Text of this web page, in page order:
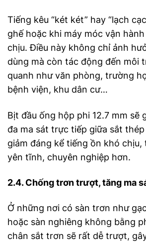
Tiếng kêu “két két” hay “lạch
ghế hoặc khi máy móc vận
chịu. Điều này không chỉ ảnh
dùng mà còn tác động đến môi
quanh như văn phòng, trường
bệnh viện, khu dân cư…
Bịt đầu ống hộp phi 12.7 mm sẽ
đa ma sát trực tiếp giữa sắt thép
giảm đáng kể tiếng ồn khó chịu,
yên tĩnh, chuyên nghiệp hơn.
2.4. Chống trơn trượt, tăng ma
Ở những nơi có sàn trơn như
hoặc sàn nghiêng không bằng
chân sắt trơn sẽ rất dễ trượt,